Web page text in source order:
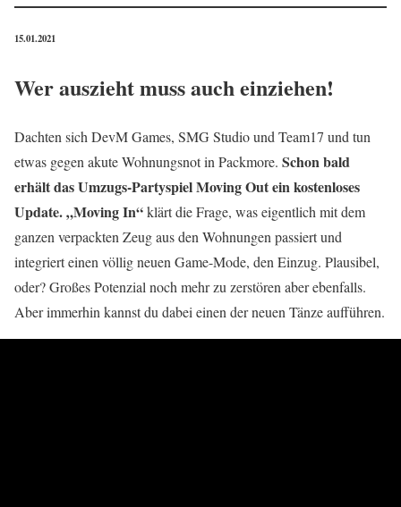
15.01.2021
Wer auszieht muss auch einziehen!
Dachten sich DevM Games, SMG Studio und Team17 und tun
etwas gegen akute Wohnungsnot in Packmore. Schon bald
erhält das Umzugs-Partyspiel Moving Out ein kostenloses
Update.„Moving In“klärt die Frage, was eigentlich mit dem
ganzen verpackten Zeug aus den Wohnungen passiert und
integriert einen völlig neuen Game-Mode, den Einzug. Plausibel,
oder? Großes Potenzial noch mehr zu zerstören aber ebenfalls.
Aber immerhin kannst du dabei einen der neuen Tänze aufführen.